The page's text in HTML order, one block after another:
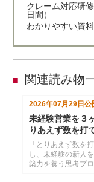
クレーム対応研
日間）
わかりやすい資
■ 関連読み物
2026年07月29日公
未経験営業を３
りあえず数を打
「とりあえず数を
し、未経験の新人
築力を養う思考プ